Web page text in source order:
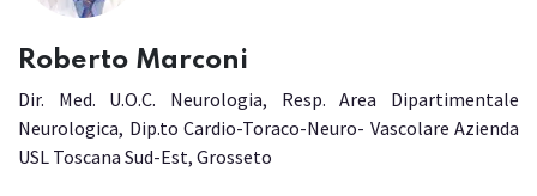
Roberto Marconi
Dir. Med. U.O.C. Neurologia, Resp. Area Dipartimentale
Neurologica, Dip.to Cardio-Toraco-Neuro- Vascolare Azienda
USL Toscana Sud-Est, Grosseto ​